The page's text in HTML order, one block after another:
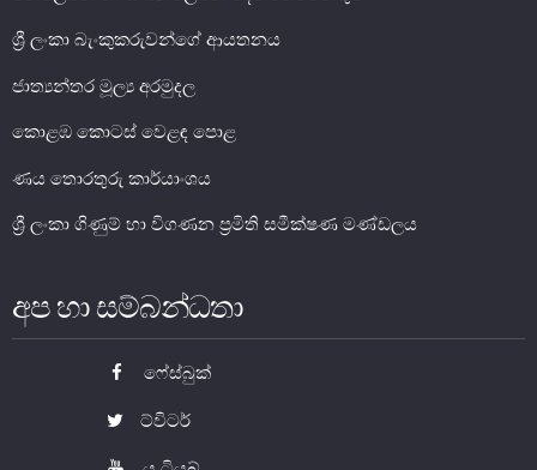
ශ්‍රී ලංකා මහ බැංකු පනත
මුදල් නීති පනත (පරිච්ඡින්න කරන ලද)
බැංකු නො වන මූල්‍ය ආයතන
ක්ෂුද්‍ර මූල්‍ය පනත
විදේශ විනිමය පනත
බලපත් ලබා දීමේ, ලියාපදිංචි කිරීමේ, පත්
කිරීමේ සහ අවසර ලබා දීමේ ක්‍රියාපටිපාටි
ශ්‍රී ලංකා බැංකුකරුවන්ගේ ආයතනය
ජාත්‍යන්තර මූල්‍ය අරමුදල
කොළඹ කොටස් වෙළඳ පොළ
ණය තොරතුරු කාර්යාංශය
ශ්‍රී ලංකා ගිණුම් හා විගණන ප්‍රමිති සමීක්ෂණ මණ්ඩලය
අප හා සම්බන්ධතා
ෆේස්බුක්
ට්විටර්